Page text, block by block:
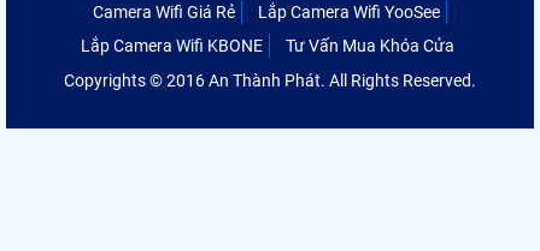
Camera Wifi Giá Rẻ
Lắp Camera Wifi YooSee
Lắp Camera Wifi KBONE
Tư Vấn Mua Khóa Cửa
Copyrights © 2016 An Thành Phát. All Rights Reserved.